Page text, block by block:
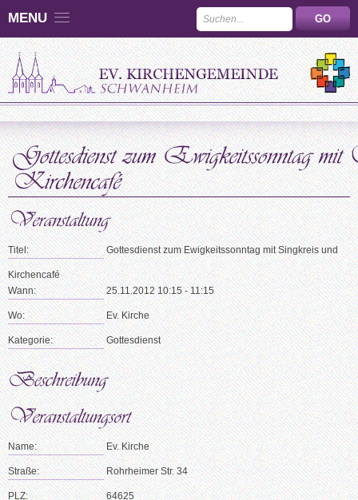
MENU
Titel: Gottesdienst zum Ewigkeitssonntag mit Singkreis und
Kirchencafé
Wann:
25.11.2012 10:15 - 11:15
Wo: Ev. Kirche
Kategorie: Gottesdienst
Name: Ev. Kirche
Straße: Rohrheimer Str. 34
PLZ: 64625